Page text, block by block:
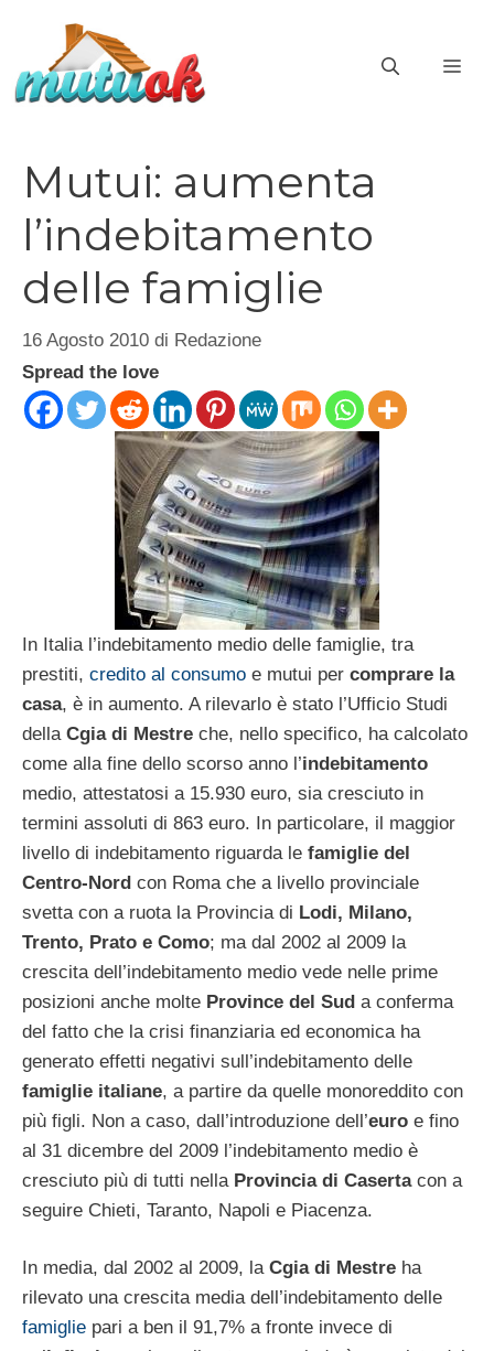
contenuto
Mutui: aumenta
l’indebitamento
delle famiglie
16 Agosto 2010 di Redazione
Spread the love
In Italia l’indebitamento medio delle famiglie, tra
prestiti, credito al consumo e mutui per comprare la
casa, è in aumento. A rilevarlo è stato l’Ufficio Studi
della Cgia di Mestre che, nello specifico, ha calcolato
come alla fine dello scorso anno l’indebitamento
medio, attestatosi a 15.930 euro, sia cresciuto in
termini assoluti di 863 euro. In particolare, il maggior
livello di indebitamento riguarda le famiglie del
Centro-Nord con Roma che a livello provinciale
svetta con a ruota la Provincia di Lodi, Milano,
Trento, Prato e Como; ma dal 2002 al 2009 la
crescita dell’indebitamento medio vede nelle prime
posizioni anche molte Province del Sud a conferma
del fatto che la crisi finanziaria ed economica ha
generato effetti negativi sull’indebitamento delle
famiglie italiane, a partire da quelle monoreddito con
più figli. Non a caso, dall’introduzione dell’euro e fino
al 31 dicembre del 2009 l’indebitamento medio è
cresciuto più di tutti nella Provincia di Casertacon a
seguire Chieti, Taranto, Napoli e Piacenza.
In media, dal 2002 al 2009, la Cgia di Mestre ha
rilevato una crescita media dell’indebitamento delle
famiglie pari a ben il 91,7% a fronte invece di